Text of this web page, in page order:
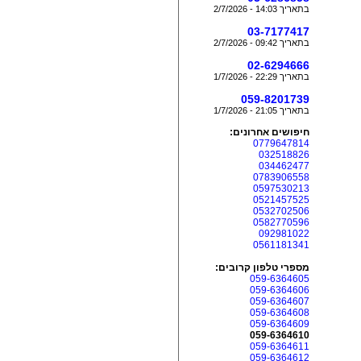
בתאריך 14:03 - 2/7/2026
03-7177417
בתאריך 09:42 - 2/7/2026
02-6294666
בתאריך 22:29 - 1/7/2026
059-8201739
בתאריך 21:05 - 1/7/2026
חיפושים אחרונים:
0779647814
032518826
034462477
0783906558
0597530213
0521457525
0532702506
0582770596
092981022
0561181341
מספרי טלפון קרובים:
059-6364605
059-6364606
059-6364607
059-6364608
059-6364609
059-6364610
059-6364611
059-6364612